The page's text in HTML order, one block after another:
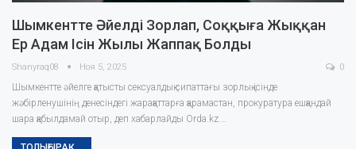
Шымкентте Әйелді Зорлап, Соққыға Жыққан
Ер Адам Ісін Жылы Жаппақ Болды
Shanyraq08 Ноя 5, 2025 0
Шымкентте әйелге қатысты сексуалдық сипаттағы зорлық ісінде
жәбірленушінің денесіндегі жарақаттарға қарамастан, прокуратура ешқандай
шара қабылдамай отыр, деп хабарлайды Orda.kz.…